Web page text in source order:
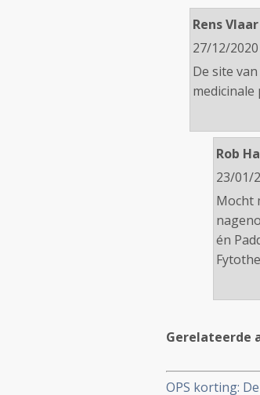
Rens Vlaar
27/12/2020
De site
medicinale
Rob
23/01/
Mocht
én
Gerelateerde
OPS korting: